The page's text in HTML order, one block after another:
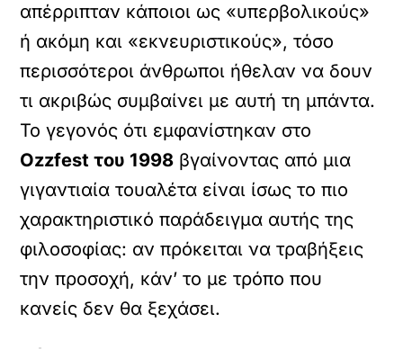
απέρριπταν κάποιοι ως «υπερβολικούς»
ή ακόμη και «εκνευριστικούς», τόσο
περισσότεροι άνθρωποι ήθελαν να δουν
τι ακριβώς συμβαίνει με αυτή τη μπάντα.
Το γεγονός ότι εμφανίστηκαν στο
Ozzfest του 1998 βγαίνοντας από μια
γιγαντιαία τουαλέτα είναι ίσως το πιο
χαρακτηριστικό παράδειγμα αυτής της
φιλοσοφίας: αν πρόκειται να τραβήξεις
την προσοχή, κάν’ το με τρόπο που
κανείς δεν θα ξεχάσει.